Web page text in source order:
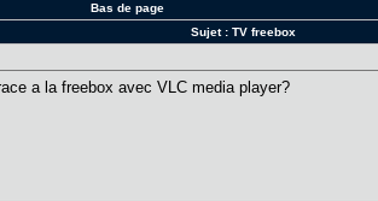
Bas de page
Sujet :TV freebox
a la freebox avec VLC media player?